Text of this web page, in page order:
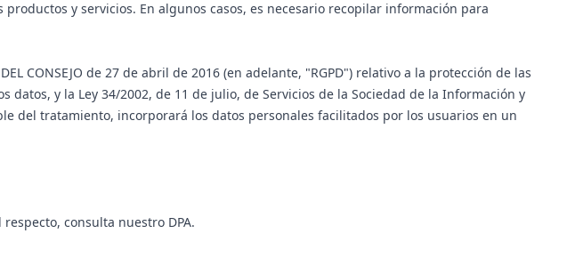
y servicios. En algunos casos, es necesario recopilar información para
CONSEJO de 27 de abril de 2016 (en adelante, "RGPD") relativo a la protección de las
y la Ley 34/2002, de 11 de julio, de Servicios de la Sociedad de la Información y
del tratamiento, incorporará los datos personales facilitados por los usuarios en un
consulta nuestro DPA.